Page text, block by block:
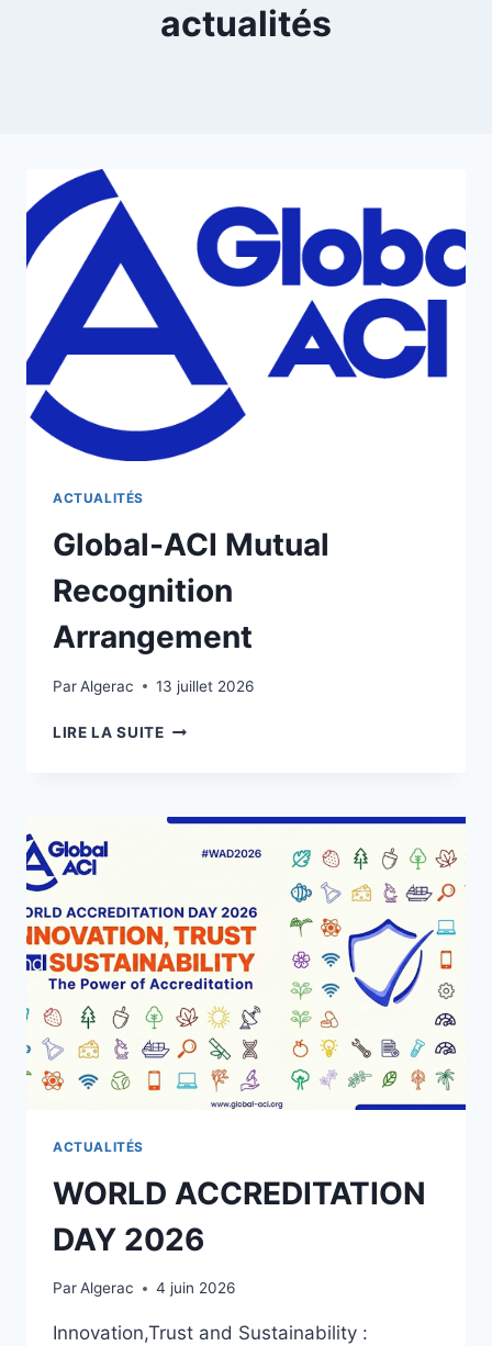
actualités
ACTUALITÉS
Global-ACI Mutual
Recognition
Arrangement
ParAlgerac 13 juillet 2026
LIRE LA SUITE
ACTUALITÉS
WORLD ACCREDITATION
DAY 2026
ParAlgerac 4 juin 2026
Innovation,Trust and Sustainability :